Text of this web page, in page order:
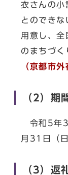
衣さんの小
とのでき
用意し、全
のまちづく
（京都市
（2）期
令和5年
月31日（日
（3）返